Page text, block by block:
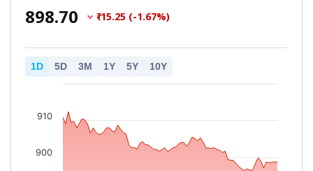
₹898.70 ₹-15.25 (-1.67%)
1D 5D 3M 1Y 5Y 10Y
900
910